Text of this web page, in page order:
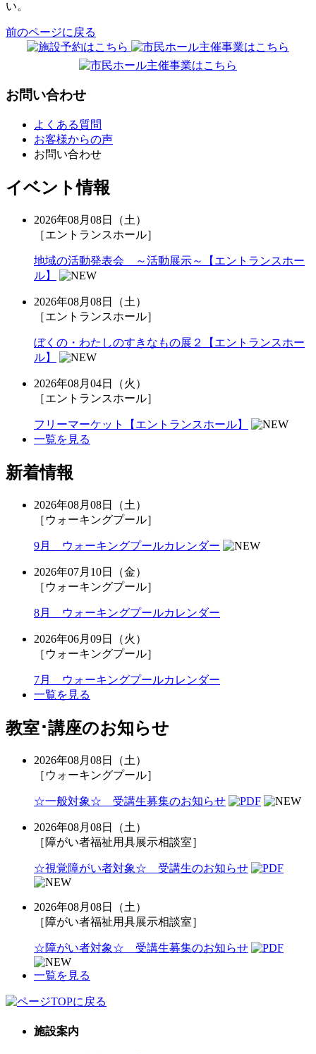
い。
前のページに戻る
お問い合わせ
よくある質問
お客様からの声
お問い合わせ
イベント情報
2026年08月08日（土）
［エントランスホール］
地域の活動発表会 ～活動展示～【エントランスホー
ル】
2026年08月08日（土）
［エントランスホール］
ぼくの・わたしのすきなもの展２【エントランスホー
ル】
2026年08月04日（火）
［エントランスホール］
フリーマーケット【エントランスホール】
一覧を見る
新着情報
2026年08月08日（土）
［ウォーキングプール］
9月 ウォーキングプールカレンダー
2026年07月10日（金）
［ウォーキングプール］
8月 ウォーキングプールカレンダー
2026年06月09日（火）
［ウォーキングプール］
7月 ウォーキングプールカレンダー
一覧を見る
教室･講座のお知らせ
2026年08月08日（土）
［ウォーキングプール］
☆一般対象☆ 受講生募集のお知らせ
2026年08月08日（土）
［障がい者福祉用具展示相談室］
☆視覚障がい者対象☆ 受講生のお知らせ
2026年08月08日（土）
［障がい者福祉用具展示相談室］
☆障がい者対象☆ 受講生募集のお知らせ
一覧を見る
施設案内